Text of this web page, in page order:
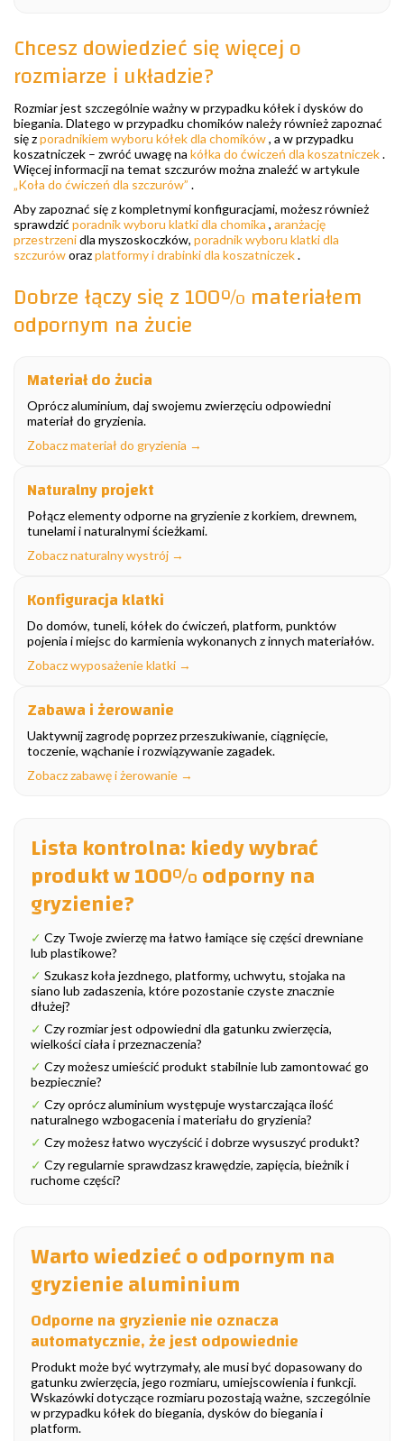
Chcesz dowiedzieć się więcej o
rozmiarze i układzie?
Rozmiar jest szczególnie ważny w przypadku kółek i dysków do
biegania. Dlatego w przypadku chomików należy również zapoznać
się zporadnikiem wyboru kółek dla chomików, a w przypadku
koszatniczek – zwróć uwagę na kółka do ćwiczeń dla koszatniczek.
Więcej informacji na temat szczurów można znaleźć w artykule
„Koła do ćwiczeń dla szczurów” .
Aby zapoznać się z kompletnymi konfiguracjami, możesz również
sprawdzić poradnik wyboru klatki dla chomika , aranżację
przestrzenidla myszoskoczków, poradnik wyboru klatki dla
szczuróworazplatformy i drabinki dla koszatniczek.
Dobrze łączy się z 100% materiałem
odpornym na żucie
Materiał do żucia
Oprócz aluminium, daj swojemu zwierzęciu odpowiedni
materiał do gryzienia.
Zobacz materiał do gryzienia →
Naturalny projekt
Połącz elementy odporne na gryzienie z korkiem, drewnem,
tunelami i naturalnymi ścieżkami.
Zobacz naturalny wystrój →
Konfiguracja klatki
Do domów, tuneli, kółek do ćwiczeń, platform, punktów
pojenia i miejsc do karmienia wykonanych z innych materiałów.
Zobacz wyposażenie klatki →
Zabawa i żerowanie
Uaktywnij zagrodę poprzez przeszukiwanie, ciągnięcie,
toczenie, wąchanie i rozwiązywanie zagadek.
Zobacz zabawę i żerowanie →
Lista kontrolna: kiedy wybrać
produkt w 100% odporny na
gryzienie?
✓ Czy Twoje zwierzę ma łatwo łamiące się części drewniane
lub plastikowe?
✓ Szukasz koła jezdnego, platformy, uchwytu, stojaka na
siano lub zadaszenia, które pozostanie czyste znacznie
dłużej?
✓ Czy rozmiar jest odpowiedni dla gatunku zwierzęcia,
wielkości ciała i przeznaczenia?
✓ Czy możesz umieścić produkt stabilnie lub zamontować go
bezpiecznie?
✓ Czy oprócz aluminium występuje wystarczająca ilość
naturalnego wzbogacenia i materiału do gryzienia?
✓ Czy możesz łatwo wyczyścić i dobrze wysuszyć produkt?
✓ Czy regularnie sprawdzasz krawędzie, zapięcia, bieżnik i
ruchome części?
Warto wiedzieć o odpornym na
gryzienie aluminium
Odporne na gryzienie nie oznacza
automatycznie, że jest odpowiednie
Produkt może być wytrzymały, ale musi być dopasowany do
gatunku zwierzęcia, jego rozmiaru, umiejscowienia i funkcji.
Wskazówki dotyczące rozmiaru pozostają ważne, szczególnie
w przypadku kółek do biegania, dysków do biegania i
platform.